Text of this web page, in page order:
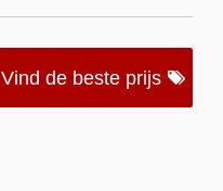
Vind de beste prijs